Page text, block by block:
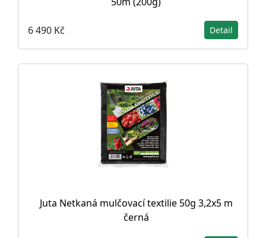
6 490 Kč Detail
Juta Netkaná mulčovací textilie 50g 3,2x5 m
černá